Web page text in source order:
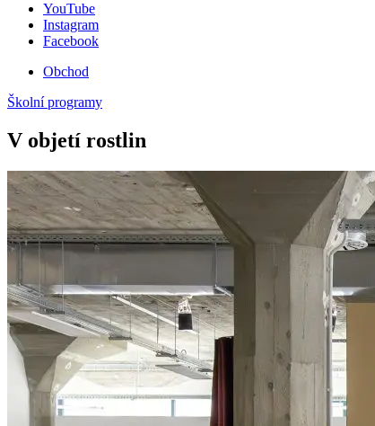
YouTube
Instagram
Facebook
Obchod
Školní programy
V objetí rostlin